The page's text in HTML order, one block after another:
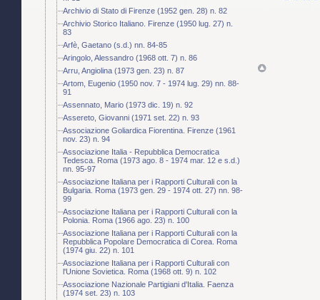
Archivio di Stato di Firenze (1952 gen. 28) n. 82
Archivio Storico Italiano. Firenze (1950 lug. 27) n.
83
Arfè, Gaetano (s.d.) nn. 84-85
Aringolo, Alessandro (1968 ott. 7) n. 86
Arru, Angiolina (1973 gen. 23) n. 87
Artom, Eugenio (1950 nov. 7 - 1974 lug. 29) nn. 88-
91
Assennato, Mario (1973 dic. 19) n. 92
Assereto, Giovanni (1971 set. 22) n. 93
Associazione Goliardica Fiorentina. Firenze (1961
nov. 23) n. 94
Associazione Italia - Repubblica Democratica
Tedesca. Roma (1973 ago. 8 - 1974 mar. 12 e s.d.)
nn. 95-97
Associazione Italiana per i Rapporti Culturali con la
Bulgaria. Roma (1973 gen. 29 - 1974 ott. 27) nn. 98-
99
Associazione Italiana per i Rapporti Culturali con la
Polonia. Roma (1966 ago. 23) n. 100
Associazione Italiana per i Rapporti Culturali con la
Repubblica Popolare Democratica di Corea. Roma
(1974 giu. 22) n. 101
Associazione Italiana per i Rapporti Culturali con
l'Unione Sovietica. Roma (1968 ott. 9) n. 102
Associazione Nazionale Partigiani d'Italia. Faenza
(1974 set. 23) n. 103